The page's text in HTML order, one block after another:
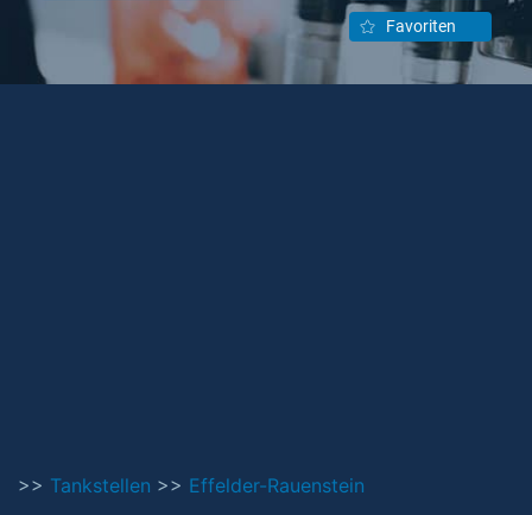
Favoriten
>> Tankstellen >> Effelder-Rauenstein